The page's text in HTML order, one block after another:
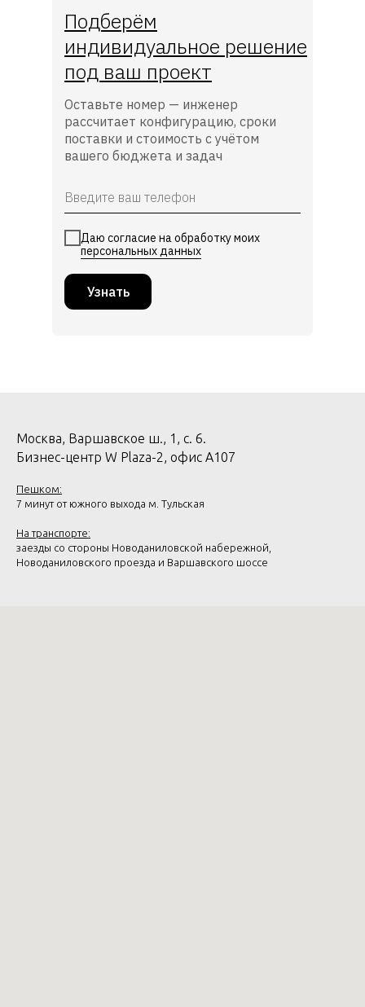
Оставьте номер — инженер
рассчитает конфигурацию, сроки
поставки и стоимость с учётом
вашего бюджета и задач
Подберём
индивидуальное решение
под ваш проект
Даю согласие на обработку моих
персональных данных
Узнать
Москва, Варшавское ш., 1, с. 6.
Бизнес-центр W Plaza-2, офис А107
Пешком:
7 минут от южного выхода м. Тульская
На транспорте:
заезды со стороны Новоданиловской набережной,
Новоданиловского проезда и Варшавского шоссе